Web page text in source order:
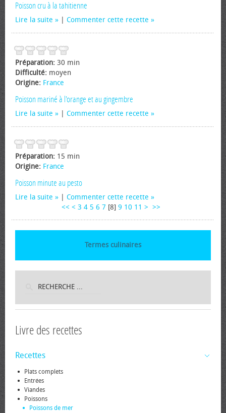
Poisson cru à la tahitienne
Lire la suite Commenter cette recette
Préparation: 30 min
Difficulté: moyen
Origine: France
Poisson mariné à l'orange et au gingembre
Lire la suite Commenter cette recette
Préparation: 15 min
Origine: France
Poisson minute au pesto
Lire la suite
Commenter cette recette
<< < 3 4 5 6 7 [8] 9 10 11 > >>
Termes culinaires
Livre des recettes
Recettes
Plats complets
Entrées
Viandes
Poissons
Poissons de mer